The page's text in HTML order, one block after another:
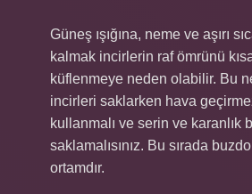
Güneş ışığına, neme ve aşırı
kalmak incirlerin raf ömrünü
küflenmeye neden olabilir. Bu
incirleri saklarken hava
kullanmalı ve serin ve karanlık
saklamalısınız. Bu sırada
ortamdır.